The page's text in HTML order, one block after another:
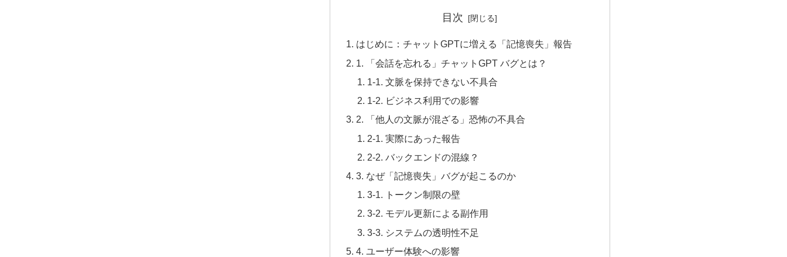
目次
はじめに：チャットGPTに増える「記憶喪失」報告
1. 「会話を忘れる」チャットGPT バグとは？
1-1. 文脈を保持できない不具合
1-2. ビジネス利用での影響
2. 「他人の文脈が混ざる」恐怖の不具合
2-1. 実際にあった報告
2-2. バックエンドの混線？
3. なぜ「記憶喪失」バグが起こるのか
3-1. トークン制限の壁
3-2. モデル更新による副作用
3-3. システムの透明性不足
4. ユーザー体験への影響